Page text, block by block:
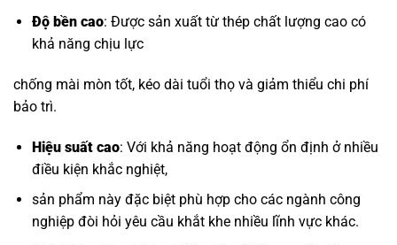
Độ bền cao: Được sản xuất từ thép chất lượng cao có
khả năng chịu lực
chống mài mòn tốt, kéo dài tuổi thọ và giảm thiểu chi phí
bảo trì.
Hiệu suất cao: Với khả năng hoạt động ổn định ở nhiều
điều kiện khắc nghiệt,
sản phẩm này đặc biệt phù hợp cho các ngành công
nghiệp đòi hỏi yêu cầu khắt khe nhiều lĩnh vực khác.